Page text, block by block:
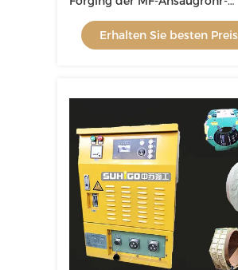
Heizungs-Maschinen-80Kw
Erhalten Sie besten Preis